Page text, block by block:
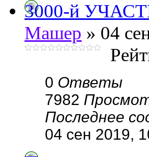
3000-й
Машер » 04
0 Ответы
7982
Последнее
04 сен 2019,